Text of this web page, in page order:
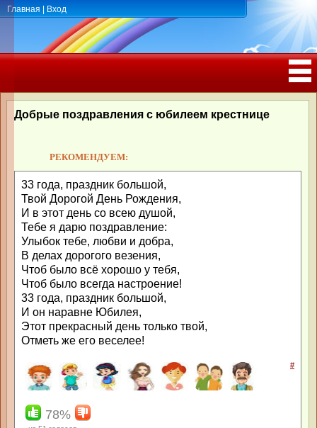
Главная Вход
РОЖДЕНИЯ, ЮБИЛЕЕМ
Добрые поздравления с юбилеем крестнице
РЕКОМЕНДУЕМ:
33 года, праздник большой,
Твой Дорогой День Рождения,
И в этот день со всею душой,
Тебе я дарю поздравление:
Улыбок тебе, любви и добра,
В делах дорогого везения,
Чтоб было всё хорошо у тебя,
Чтоб было всегда настроение!
33 года, праздник большой,
И он наравне Юбилея,
Этот прекрасный день только твой,
Отметь же его веселее!
#
78%